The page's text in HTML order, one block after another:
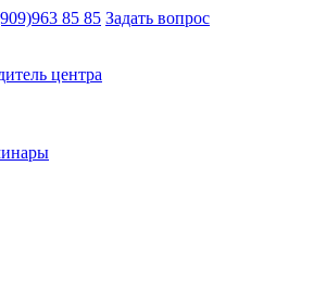
85 85 Задать вопрос
центра